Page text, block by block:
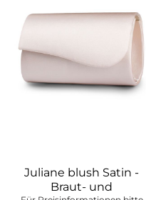
Juliane blush Satin -
Braut- und